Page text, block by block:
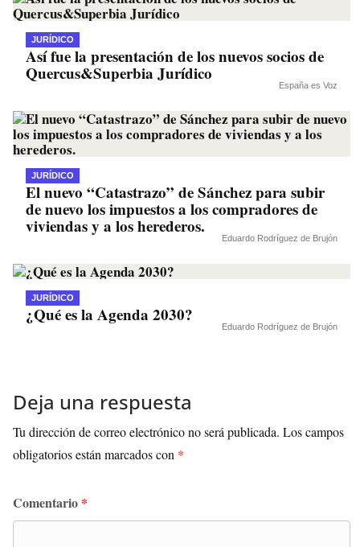
JURÍDICO
Así fue la presentación de los nuevos socios de
Quercus&Superbia Jurídico
España es Voz
JURÍDICO
El nuevo “Catastrazo” de Sánchez para subir
de nuevo los impuestos a los compradores de
viviendas y a los herederos.
Eduardo Rodríguez de Brujón
JURÍDICO
¿Qué es la Agenda 2030?
Eduardo Rodríguez de Brujón
Deja una respuesta
Tu dirección de correo electrónico no será publicada. Los campos
obligatorios están marcados con *
Comentario *